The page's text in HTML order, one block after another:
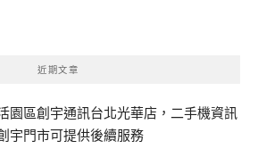
近期文章
園區創宇通訊台北光華店，二手機資訊
宇門市可提供後續服務